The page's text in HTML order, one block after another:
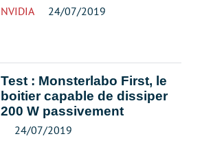
NVIDIA 24/07/2019
Test : Monsterlabo First, le
boitier capable de dissiper
200 W passivement
24/07/2019